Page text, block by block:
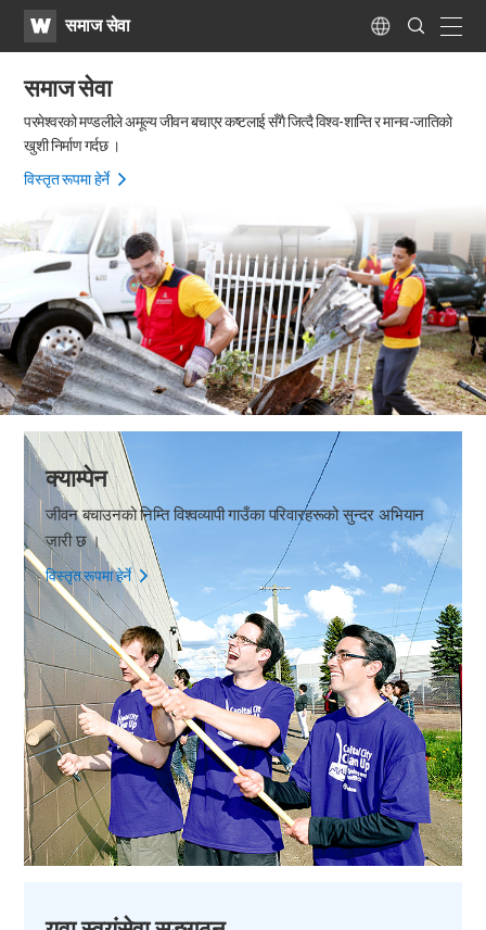
WATVसमाज सेवा Language
Search
Submit
समाज सेवा
परमेश्वरको मण्डलीले अमूल्य जीवन बचाएर कष्टलाई सँगै जित्दै विश्व-शान्ति र मानव-जातिको
खुशी निर्माण गर्दछ ।
विस्तृत रूपमा हेर्ने
क्याम्पेन
जीवन बचाउनको निम्ति विश्वव्यापी गाउँका परिवारहरूको सुन्दर अभियान
जारी छ ।
विस्तृत रूपमा हेर्ने